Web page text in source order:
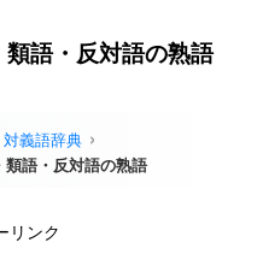
類語・反対語の熟語
義語辞典
類語・反対語の熟語
リンク